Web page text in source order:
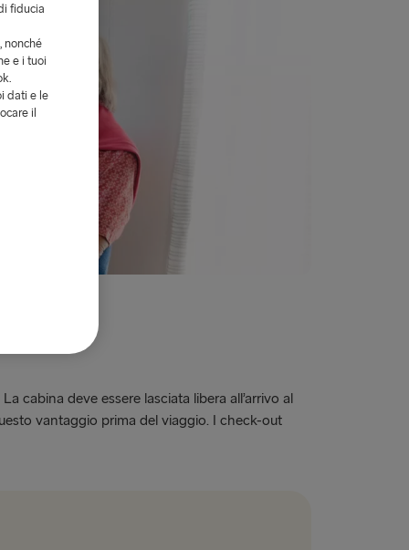
cabina deve essere lasciata libera all’arrivo al
vantaggio prima del viaggio. I check-out
fiducia
nonché
e i tuoi
dati e le
il